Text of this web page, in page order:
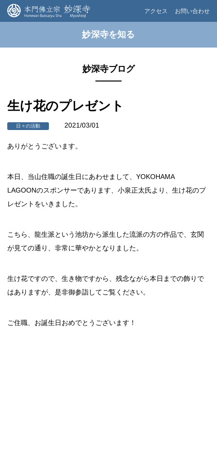
アクセス お問い合わせ
妙深寺を知る
妙深寺ブログ
生け花のプレゼント
日々の活動 2021/03/01
ありがとうございます。
本日、当山住職の誕生日にあわせまして、YOKOHAMA
LAGOONのスポンサーであります、小泉正太氏より、生け花のプ
レゼントをいきました。
こちら、龍生派という池坊から派生した流派の方の作品で、玄関
が見ての通り、非常に華やかとなりました。
生け花ですので、生き物ですから、残念ながら本日までの飾りで
はありますが、是非御参詣してご覧ください。
ご住職、お誕生日おめでとうございます！